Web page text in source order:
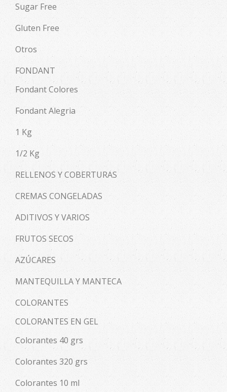
Sugar Free
Gluten Free
Otros
FONDANT
Fondant Colores
Fondant Alegria
1 Kg
1/2 Kg
RELLENOS Y COBERTURAS
CREMAS CONGELADAS
ADITIVOS Y VARIOS
FRUTOS SECOS
AZÚCARES
MANTEQUILLA Y MANTECA
COLORANTES
COLORANTES EN GEL
Colorantes 40 grs
Colorantes 320 grs
Colorantes 10 ml